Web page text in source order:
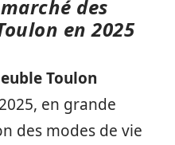
des
en 2025
Toulon
en grande
des modes de vie